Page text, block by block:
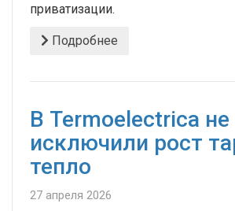
приватизации.
Подробнее
В Termoelectrica не
исключили рост
тепло
27 апреля 2026